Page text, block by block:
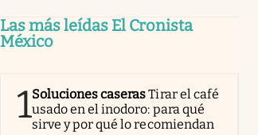
Las más leídas El Cronista
México
1Soluciones caserasTirar el café
usado en el inodoro: para qué
sirve y por qué lo recomiendan